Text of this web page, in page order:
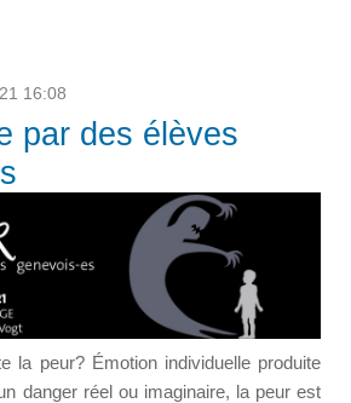
16:08
par des élèves
la peur? Émotion individuelle produite
danger réel ou imaginaire, la peur est